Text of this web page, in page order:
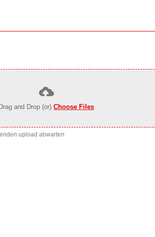
Drag and Drop (or)Choose Files
upload abwarten